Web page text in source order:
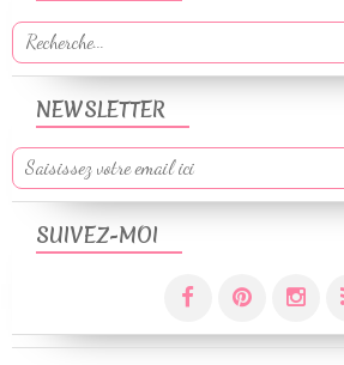
NEWSLETTER
SUIVEZ-MOI